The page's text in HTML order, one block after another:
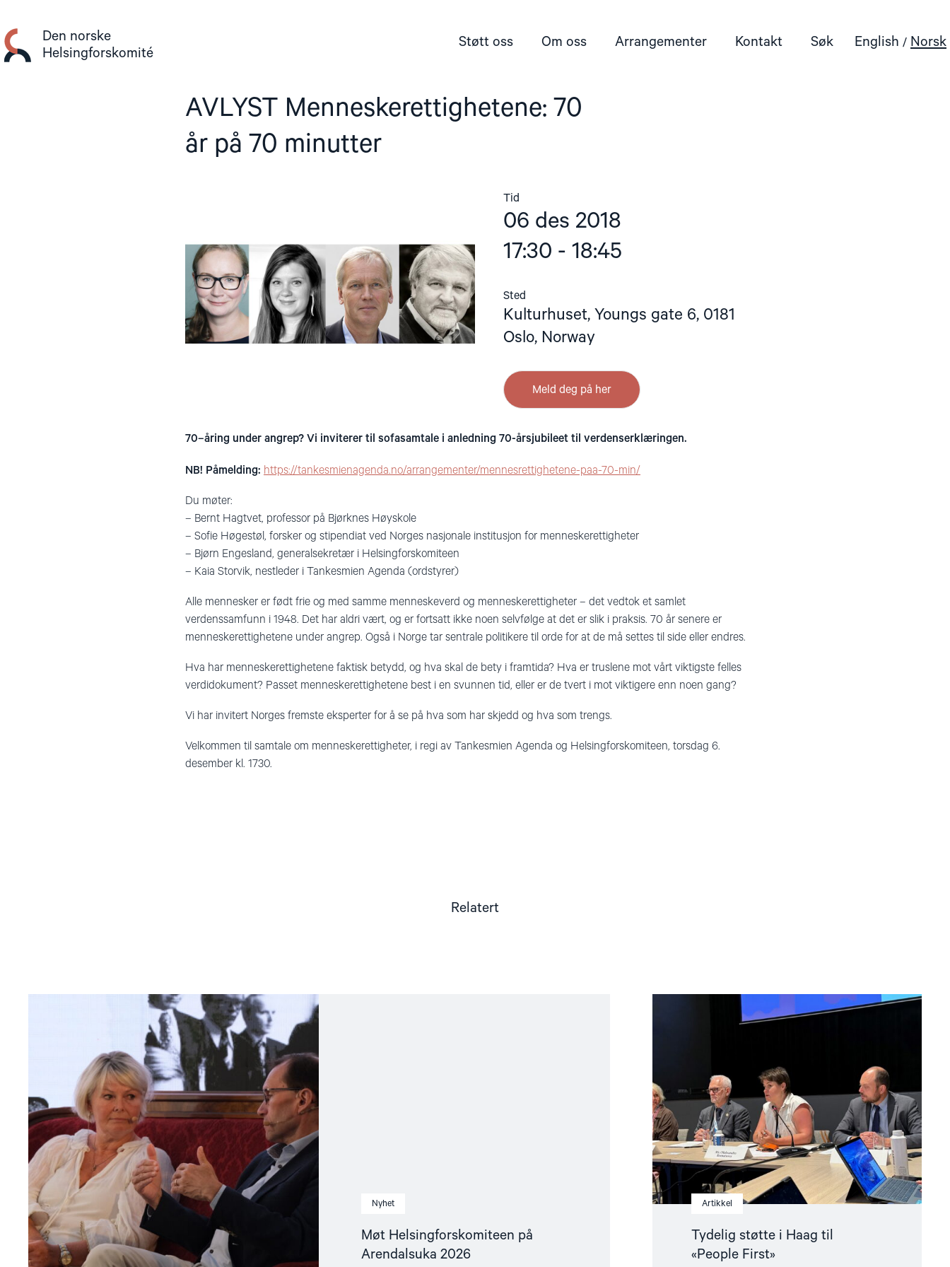
innhold
Den norske
Helsingforskomité
Støtt oss Om oss Arrangementer Kontakt Søk English Norsk
AVLYST Menneskerettighetene: 70
år på 70 minutter
Tid
06 des 2018
17:30 - 18:45
Sted
Kulturhuset, Youngs gate 6, 0181
Oslo, Norway
Meld deg på her
70–åring under angrep? Vi inviterer til sofasamtale i anledning 70-årsjubileet til verdenserklæringen.
NB! Påmelding: https://tankesmienagenda.no/arrangementer/mennesrettighetene-paa-70-min/
Du møter:
– Bernt Hagtvet, professor på Bjørknes Høyskole
– Sofie Høgestøl, forsker og stipendiat ved Norges nasjonale institusjon for menneskerettigheter
– Bjørn Engesland, generalsekretær i Helsingforskomiteen
– Kaia Storvik, nestleder i Tankesmien Agenda (ordstyrer)
Alle mennesker er født frie og med samme menneskeverd og menneskerettigheter – det vedtok et samlet
verdenssamfunn i 1948. Det har aldri vært, og er fortsatt ikke noen selvfølge at det er slik i praksis. 70 år senere er
menneskerettighetene under angrep. Også i Norge tar sentrale politikere til orde for at de må settes til side eller endres.
Hva har menneskerettighetene faktisk betydd, og hva skal de bety i framtida? Hva er truslene mot vårt viktigste felles
verdidokument? Passet menneskerettighetene best i en svunnen tid, eller er de tvert i mot viktigere enn noen gang?
Vi har invitert Norges fremste eksperter for å se på hva som har skjedd og hva som trengs.
Velkommen til samtale om menneskerettigheter, i regi av Tankesmien Agenda og Helsingforskomiteen, torsdag 6.
desember kl. 1730.
Relatert
Nyhet
Møt Helsingforskomiteen på
Arendalsuka 2026
Artikkel
Tydelig støtte i Haag til
«People First»
article
til
«People
First»"